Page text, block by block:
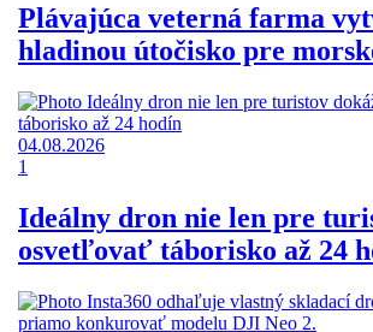
Plávajúca veterná farma
hladinou útočisko pre
04.08.2026
1
Ideálny dron nie len pre
osvetľovať táborisko až 24